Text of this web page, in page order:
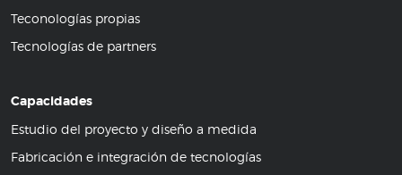
Teconologías propias
Tecnologías de partners
Capacidades
Estudio del proyecto y diseño a medida
Fabricación e integración de tecnologías